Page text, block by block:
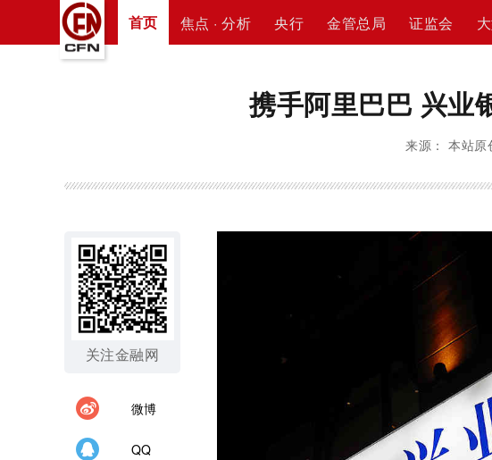
首页 焦点 · 分析 央行 金管总局 证监会
携手阿里巴巴 兴业
来源： 本站
关注金融网
微博
QQ